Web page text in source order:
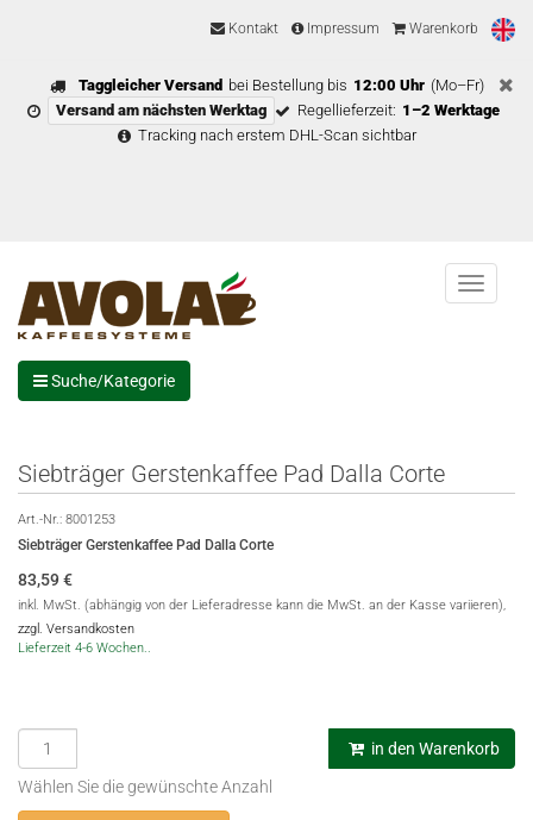
Kontakt Impressum Warenkorb
Taggleicher Versand bei Bestellung bis 12:00 Uhr (Mo–Fr)
Versand am nächsten Werktag
Regellieferzeit: 1–2 Werktage
Tracking nach erstem DHL-Scan sichtbar
Menu
Suche/Kategorie
Siebträger Gerstenkaffee Pad Dalla Corte
Art.-Nr.: 8001253
Siebträger Gerstenkaffee Pad Dalla Corte
83,59€
inkl. MwSt. (abhängig von der Lieferadresse kann die MwSt. an der Kasse variieren),
zzgl. Versandkosten
Lieferzeit 4-6 Wochen..
in den Warenkorb
Wählen Sie die gewünschte Anzahl